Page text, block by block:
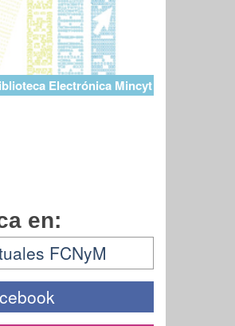
Electrónica Mincyt
en:
FCNyM